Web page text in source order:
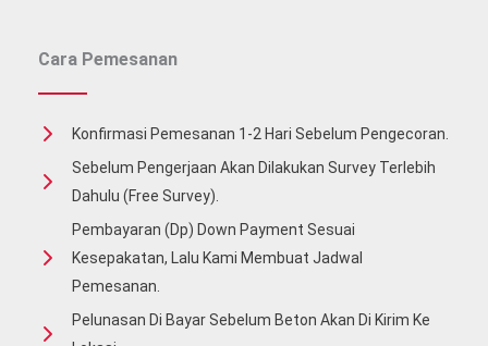
Cara Pemesanan
Konfirmasi Pemesanan 1-2 Hari Sebelum Pengecoran.
Sebelum Pengerjaan Akan Dilakukan Survey Terlebih
Dahulu (free Survey).
Pembayaran (Dp) Down Payment Sesuai
Kesepakatan, Lalu Kami Membuat Jadwal
Pemesanan.
Pelunasan Di Bayar Sebelum Beton Akan Di Kirim Ke